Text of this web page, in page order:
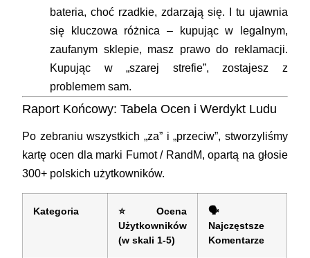
bateria, choć rzadkie, zdarzają się. I tu ujawnia
się kluczowa różnica – kupując w legalnym,
zaufanym sklepie, masz prawo do reklamacji.
Kupując w „szarej strefie”, zostajesz z
problemem sam.
Raport Końcowy: Tabela Ocen i Werdykt Ludu
Po zebraniu wszystkich „za” i „przeciw”, stworzyliśmy
kartę ocen dla marki Fumot / RandM, opartą na głosie
300+ polskich użytkowników.
Kategoria ⭐Ocena
Użytkowników
(w skali 1-5)
🗣️
Najczęstsze
Komentarze